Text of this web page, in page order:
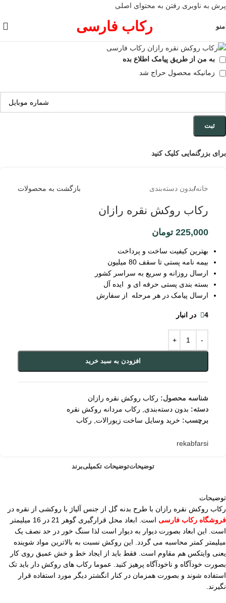
پرش به ناوبری رفتن به محتوای اصلی
منو رکاب فارسی
به من از طریق پیامک اطلاع بده
زمانیکه محصول حراج شد
ثبت
برای بزرگنمایی کلیک کنید
خانه/بدون دسته‌بندی بازگشت به محصولات
رکاب روکش نقره رازان
225,000 تومان
بهترین کیفیت ساخت و پرداخت
بیمه نامه پستی تا سقف 80 میلیون
ارسال روزانه و سریع به سراسر کشور
بسته بندی پستی حرفه ای و ایده آل
ارسال پیامک در هر مرحله از سفارش
4 در انبار
افزودن به سبد خرید
شناسه محصول: رکاب روکش نقره رازان
دسته: بدون دسته‌بندی, رکاب مردانه روکش نقره
برچسب: خرید وسایل ساخت زیورالات, رکاب
rekabfarsi
توضیحاتتوضیحات تکمیلیبرند
توضیحات
رکاب روکش نقره رازان با طرح بدنه گل از جنس آلیاژ با روکشی از نقره در
فروشگاه رکاب فارسی
است. ابعاد محل قرارگیری گوهر 21 در 16 میلیمتر
است. این ابعاد بصورت دیوار به دیوار است لذا سنگ خور در حد نصف یک
میلیمتر کمتر محاسبه می گردد. این روکش نسبت به بالاترین مواد شوینده
یعنی وایتکس هم مقاوم است. فقط باید از ایجاد خط و خش عمیق روی کار
بصورت خودآگاه و ناخودآگاه پرهیز کنید. عموما رکاب های روکش دار باید تک
استفاده شوند و بصورت همزمان در کنار انگشتر دیگر مورد استفاده قرار
نگیرند.